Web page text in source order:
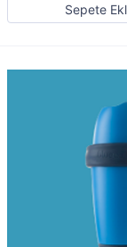
Sepete